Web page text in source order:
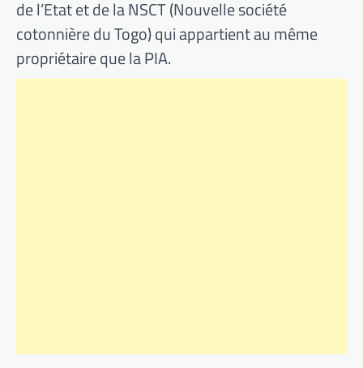
de l’Etat et de la NSCT (Nouvelle société
cotonnière du Togo) qui appartient au même
propriétaire que la PIA.